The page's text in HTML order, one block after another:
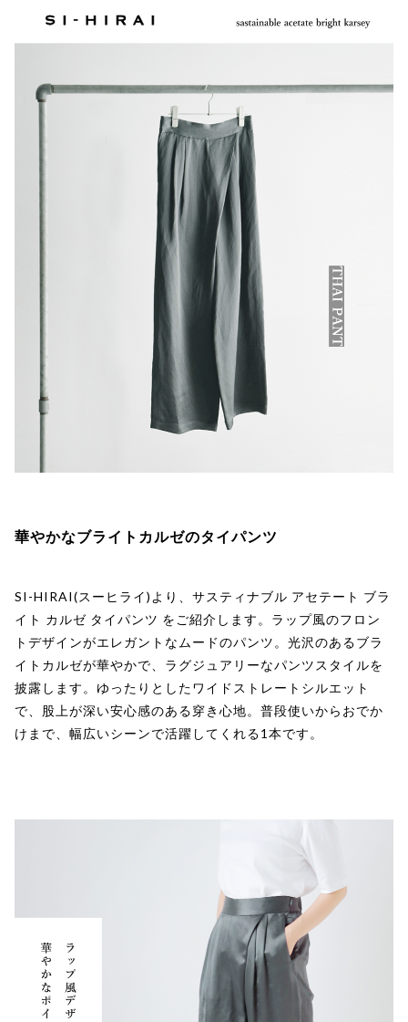
華やかなブライトカルゼのタイパンツ
SI-HIRAI(スーヒライ)より、サスティナブル アセテート ブラ
イト カルゼ タイパンツ をご紹介します。ラップ風のフロン
トデザインがエレガントなムードのパンツ。光沢のあるブラ
イトカルゼが華やかで、ラグジュアリーなパンツスタイルを
披露します。ゆったりとしたワイドストレートシルエット
で、股上が深い安心感のある穿き心地。普段使いからおでか
けまで、幅広いシーンで活躍してくれる1本です。